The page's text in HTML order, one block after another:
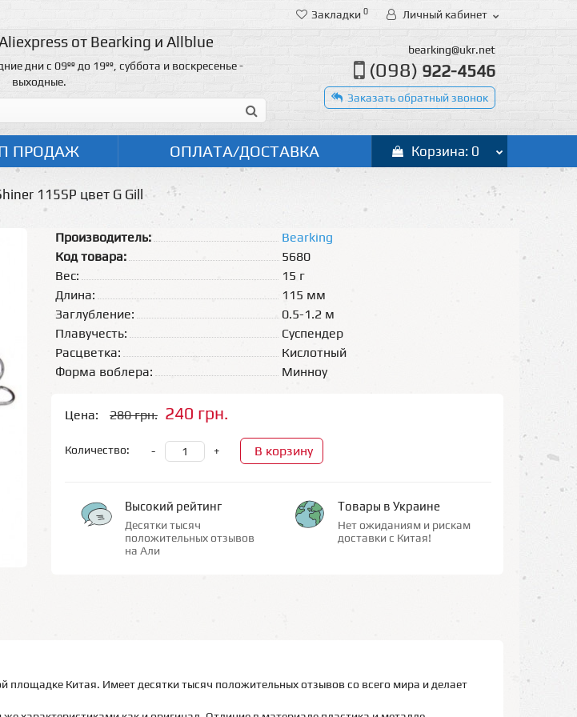
Закладки 0 Личный кабинет
от Bearking и Allblue
дни с 09ºº до 19ºº, суббота и воскресенье -
выходные.
bearking@ukr.net
(098) 922-4546
Заказать обратный звонок
ПРОДАЖ ОПЛАТА/ДОСТАВКА Корзина: 0
115SP цвет G Gill
Производитель:
Bearking
Код товара:
5680
Вес:
15 г
Длина:
115 мм
Заглубление:
0.5-1.2 м
Плавучесть:
Суспендер
Расцветка:
Кислотный
Форма воблера:
Минноу
Цена: 280 грн. 240 грн.
Количество: +
- В корзину
Высокий рейтинг
Десятки тысяч
положительных отзывов
на Али
Товары в Украине
Нет ожиданиям и рискам
доставки с Китая!
Китая. Имеет десятки тысяч положительных отзывов со всего мира и делает